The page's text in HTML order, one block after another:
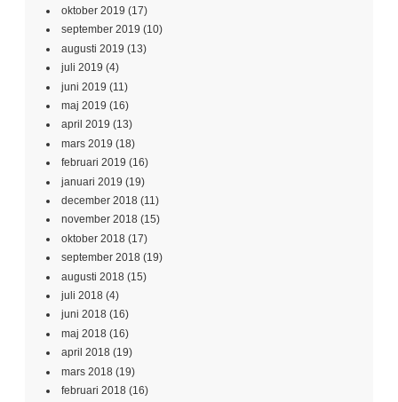
oktober 2019 (17)
september 2019 (10)
augusti 2019 (13)
juli 2019 (4)
juni 2019 (11)
maj 2019 (16)
april 2019 (13)
mars 2019 (18)
februari 2019 (16)
januari 2019 (19)
december 2018 (11)
november 2018 (15)
oktober 2018 (17)
september 2018 (19)
augusti 2018 (15)
juli 2018 (4)
juni 2018 (16)
maj 2018 (16)
april 2018 (19)
mars 2018 (19)
februari 2018 (16)